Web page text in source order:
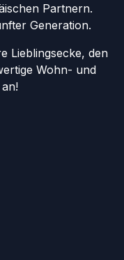
Partnern.
Generation.
Lieblingsecke, den
Wohn- und